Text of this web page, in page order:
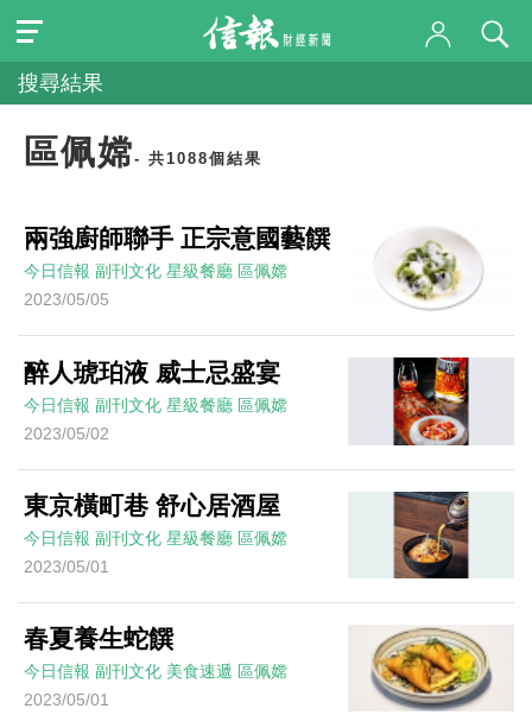
搜尋結果
區佩嫦- 共1088個結果
兩強廚師聯手 正宗意國藝饌
今日信報 副刊文化 星級餐廳 區佩嫦
2023/05/05
醉人琥珀液 威士忌盛宴
今日信報 副刊文化 星級餐廳 區佩嫦
2023/05/02
東京橫町巷 舒心居酒屋
今日信報 副刊文化 星級餐廳 區佩嫦
2023/05/01
春夏養生蛇饌
今日信報 副刊文化 美食速遞 區佩嫦
2023/05/01